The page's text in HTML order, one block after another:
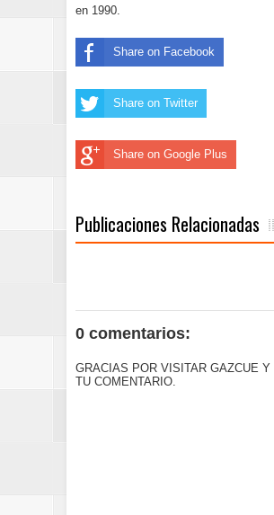
en 1990.
Share on Facebook
Share on Twitter
Share on Google Plus
Publicaciones Relacionadas
0 comentarios:
GRACIAS POR VISITAR GAZCUE Y
TU COMENTARIO.